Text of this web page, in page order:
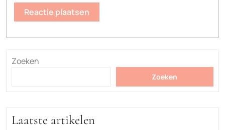
Zoeken
Zoeken
Laatste artikelen